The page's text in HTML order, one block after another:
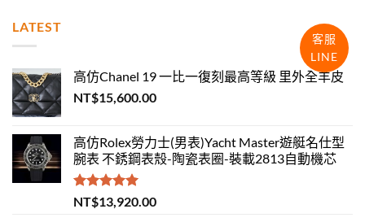
LATEST
高仿Chanel 19 一比一復刻最高等級 里外全羊皮
NT$15,600.00
高仿Rolex勞力士(男表)Yacht Master遊艇名仕型
腕表 不銹鋼表殼-陶瓷表圈-裝載2813自動機芯
評分5.00
滿分 5
NT$13,920.00
客服
LINE